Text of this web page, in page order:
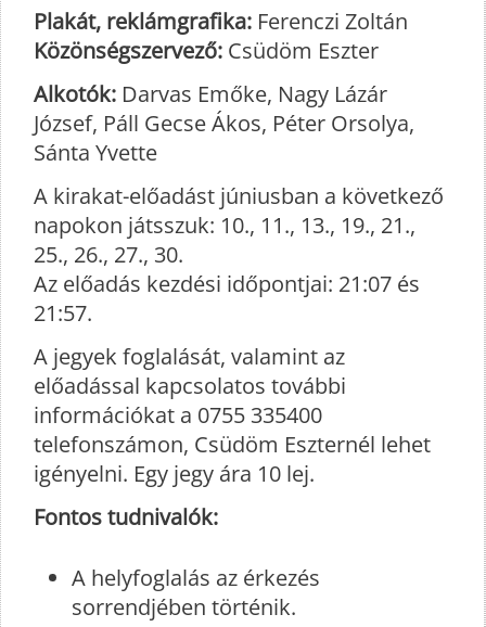
Plakát, reklámgrafika: Ferenczi Zoltán
Közönségszervező: Csüdöm Eszter
Alkotók: Darvas Emőke, Nagy Lázár
József, Páll Gecse Ákos, Péter Orsolya,
Sánta Yvette
A kirakat-előadást júniusban a következő
napokon játsszuk: 10., 11., 13., 19., 21.,
25., 26., 27., 30.
Az előadás kezdési időpontjai: 21:07 és
21:57.
A jegyek foglalását, valamint az
előadással kapcsolatos további
információkat a 0755 335400
telefonszámon, Csüdöm Eszternél lehet
igényelni. Egy jegy ára 10 lej.
Fontos tudnivalók:
A helyfoglalás az érkezés
sorrendjében történik.